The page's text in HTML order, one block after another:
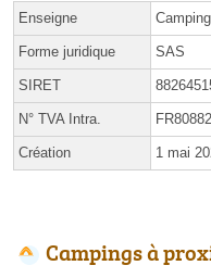
Enseigne
Forme juridique SAS
SIRET
N° TVA Intra.
Création 1 mai
Campings à